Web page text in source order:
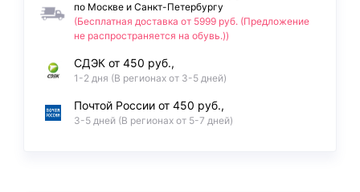
по Москве и Санкт-Петербургу
(Бесплатная доставка от 5999 руб. (Предложение
не распространяется на обувь.))
СДЭК от 450 руб.,
1-2 дня (В регионах от 3-5 дней)
Почтой России от 450 руб.,
3-5 дней (В регионах от 5-7 дней)